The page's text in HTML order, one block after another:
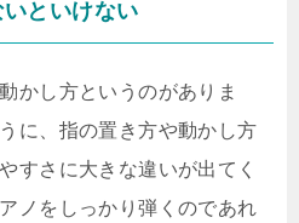
といけない
かし方というのがありま
に、指の置き方や動かし方
すさに大きな違いが出てく
ノをしっかり弾くのであれ